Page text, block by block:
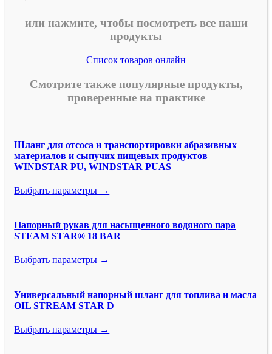
или нажмите, чтобы посмотреть все наши
продукты
Список товаров онлайн
Смотрите также популярные продукты,
проверенные на практике
Шланг для отсоса и транспортировки абразивных
материалов и сыпучих пищевых продуктов
WINDSTAR PU, WINDSTAR PUAS
Выбрать параметры →
Напорный рукав для насыщенного водяного пара
STEAM STAR® 18 BAR
Выбрать параметры →
Универсальный напорный шланг для топлива и масла
OIL STREAM STAR D
Выбрать параметры →